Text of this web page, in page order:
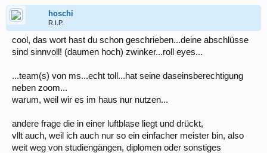
hoschi
R.I.P.
cool, das wort hast du schon geschrieben...deine abschlüsse
sind sinnvoll! (daumen hoch) zwinker...roll eyes...
...team(s) von ms...echt toll...hat seine daseinsberechtigung
neben zoom...
warum, weil wir es im haus nur nutzen...
andere frage die in einer luftblase liegt und drückt,
vllt auch, weil ich auch nur so ein einfacher meister bin, also
weit weg von studiengängen, diplomen oder sonstiges